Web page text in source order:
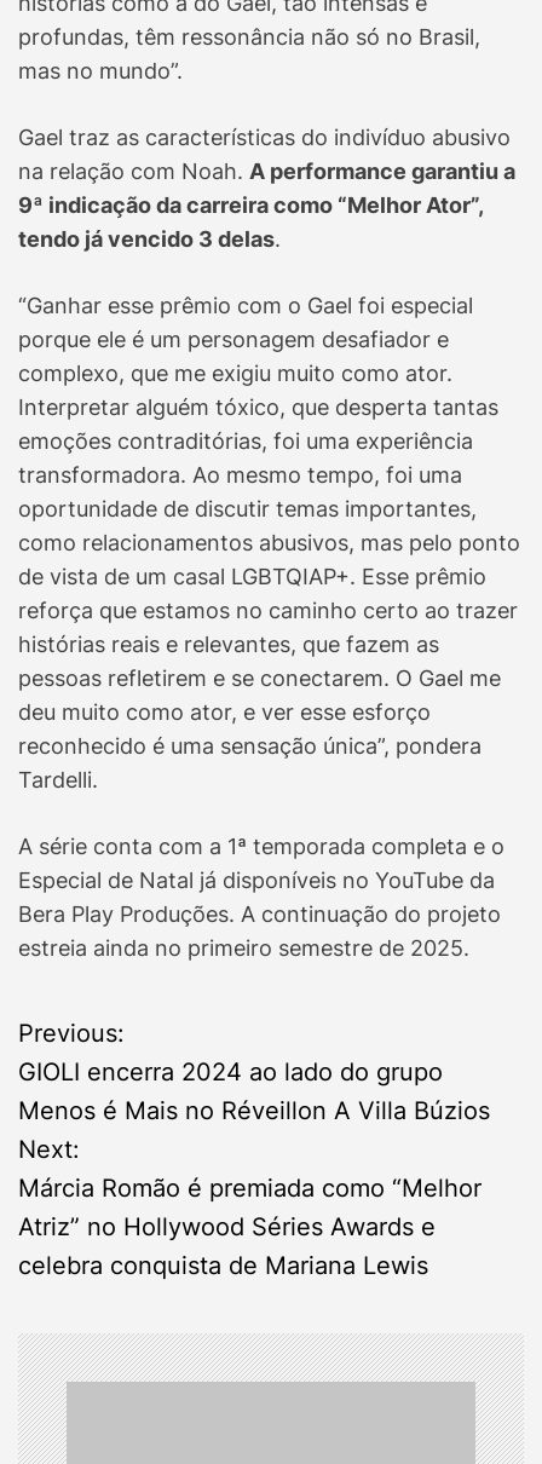
profundas, têm ressonância não só no Brasil,
mas no mundo”.
Gael traz as características do indivíduo abusivo
na relação com Noah. A performance garantiu a
9ª indicação da carreira como “Melhor Ator”,
tendo já vencido 3 delas.
“Ganhar esse prêmio com o Gael foi especial
porque ele é um personagem desafiador e
complexo, que me exigiu muito como ator.
Interpretar alguém tóxico, que desperta tantas
emoções contraditórias, foi uma experiência
transformadora. Ao mesmo tempo, foi uma
oportunidade de discutir temas importantes,
como relacionamentos abusivos, mas pelo ponto
de vista de um casal LGBTQIAP+. Esse prêmio
reforça que estamos no caminho certo ao trazer
histórias reais e relevantes, que fazem as
pessoas refletirem e se conectarem. O Gael me
deu muito como ator, e ver esse esforço
reconhecido é uma sensação única”, pondera
Tardelli.
A série conta com a 1ª temporada completa e o
Especial de Natal já disponíveis no YouTube da
Bera Play Produções. A continuação do projeto
estreia ainda no primeiro semestre de 2025.
P
o
s
t
n
a
v
i
Previous:
GIOLI encerra 2024 ao lado do grupo
Menos é Mais no Réveillon A Villa Búzios
Next:
Márcia Romão é premiada como “Melhor
Atriz” no Hollywood Séries Awards e
celebra conquista de Mariana Lewis